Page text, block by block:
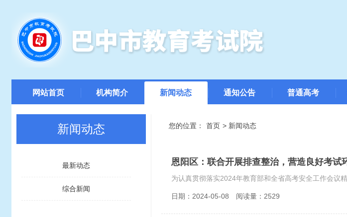
网站首页 机构简介 新闻动态 通知公告 普通高考
新闻动态
最新动态
综合新闻
您的位置： 首页 > 新闻动态
恩阳区：联合开展排查整治，营造良好考试
日期：2024-05-08 阅读量：2529